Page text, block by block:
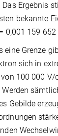
Das Ergebnis
bekannte
0,001 159 652
eine Grenze
sich in
von 100 000
Gebilde